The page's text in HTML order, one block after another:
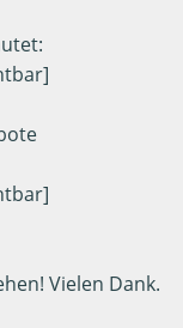
Vielen Dank.